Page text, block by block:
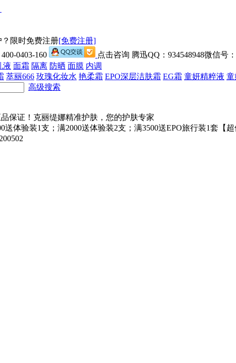
限时免费注册[免费注册]
0403-160
点击咨询 腾迅QQ：934548948微信号
液 面霜 隔离 防晒 面膜 内调
萃丽666 玫瑰化妆水 艳柔霜 EPO深层洁肤霜 EG霜 童妍精粹液 童
高级搜索
送体验装1支；满2000送体验装2支；满3500送EPO旅行装1套【